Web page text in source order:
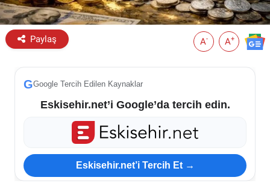
Paylaş A- A+
GGoogle Tercih Edilen Kaynaklar
Eskisehir.net’i Google’da tercih edin.
Eskisehir.net’i Tercih Et →